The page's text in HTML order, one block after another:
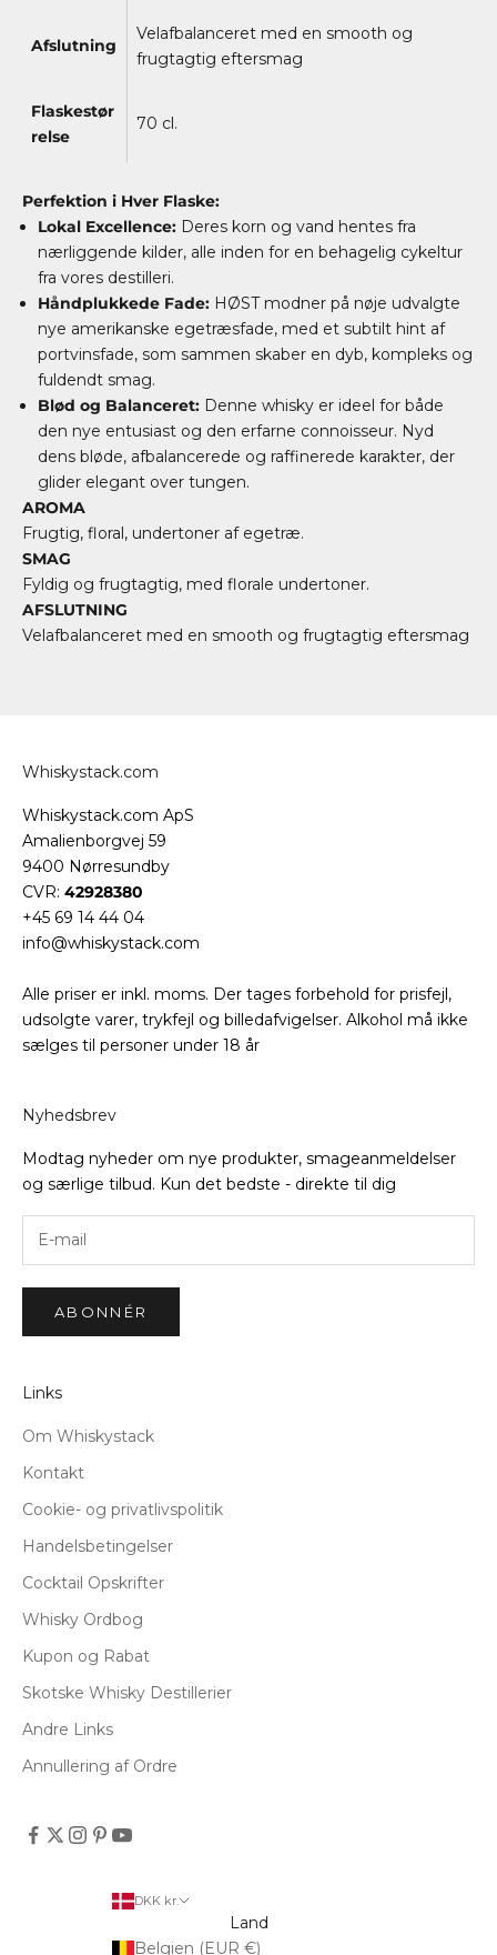
Afslutning
Velafbalanceret med en smooth og
frugtagtig eftersmag
Flaskestør
relse
70 cl.
Perfektion i Hver Flaske:
Lokal Excellence: Deres korn og vand hentes fra
nærliggende kilder, alle inden for en behagelig cykeltur
fra vores destilleri.
Håndplukkede Fade: HØST modner på nøje udvalgte
nye amerikanske egetræsfade, med et subtilt hint af
portvinsfade, som sammen skaber en dyb, kompleks og
fuldendt smag.
Blød og Balanceret: Denne whisky er ideel for både
den nye entusiast og den erfarne connoisseur. Nyd
dens bløde, afbalancerede og raffinerede karakter, der
glider elegant over tungen.
AROMA
Frugtig, floral, undertoner af egetræ.
SMAG
Fyldig og frugtagtig, med florale undertoner.
AFSLUTNING
Velafbalanceret med en smooth og frugtagtig eftersmag
Whiskystack.com
Whiskystack.com ApS
Amalienborgvej 59
9400 Nørresundby
CVR: 42928380
+45 69 14 44 04
info@whiskystack.com
Alle priser er inkl. moms. Der tages forbehold for prisfejl,
udsolgte varer, trykfejl og billedafvigelser. Alkohol må ikke
sælges til personer under 18 år
Nyhedsbrev
Modtag nyheder om nye produkter, smageanmeldelser
og særlige tilbud. Kun det bedste - direkte til dig
ABONNÉR
Links
Om Whiskystack
Kontakt
Cookie- og privatlivspolitik
Handelsbetingelser
Cocktail Opskrifter
Whisky Ordbog
Kupon og Rabat
Skotske Whisky Destillerier
Andre Links
Annullering af Ordre
DKK kr.
Land
Belgien (EUR €)